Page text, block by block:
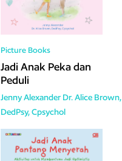
Picture Books
Jadi Anak Peka dan
Peduli
Jenny Alexander Dr. Alice Brown,
DedPsy, Cpsychol